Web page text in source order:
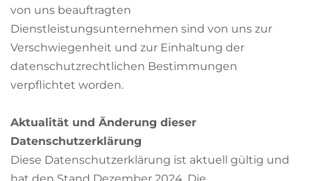
von uns beauftragten
Dienstleistungsunternehmen sind von uns zur
Verschwiegenheit und zur Einhaltung der
datenschutzrechtlichen Bestimmungen
verpflichtet worden.
Aktualität und Änderung dieser
Datenschutzerklärung
Diese Datenschutzerklärung ist aktuell gültig und